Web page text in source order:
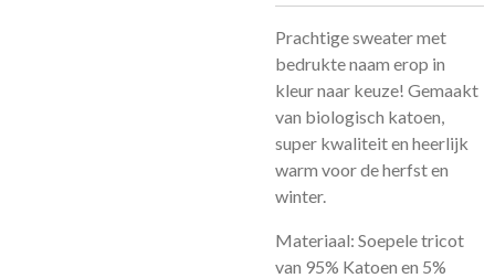
Prachtige sweater met
bedrukte naam erop in
kleur naar keuze! Gemaakt
van biologisch katoen,
super kwaliteit en heerlijk
warm voor de herfst en
winter.
Materiaal: Soepele tricot
van 95% Katoen en 5%